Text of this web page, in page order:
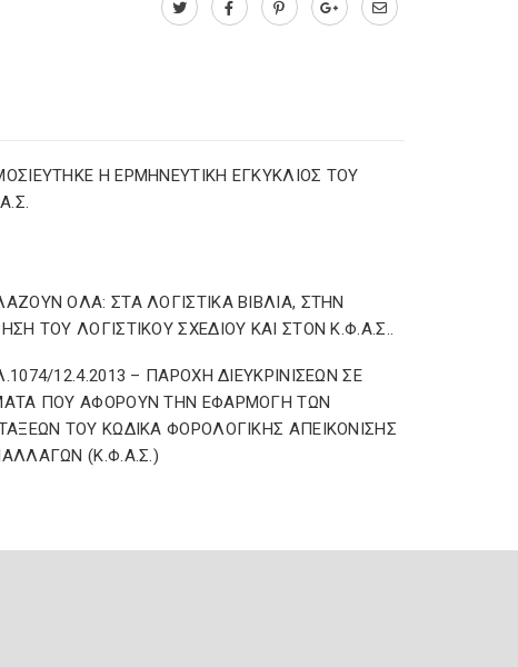
Η ΕΡΜΗΝΕΥΤΙΚΗ ΕΓΚΥΚΛΙΟΣ ΤΟΥ
ΟΛΑ: ΣΤΑ ΛΟΓΙΣΤΙΚΑ ΒΙΒΛΙΑ, ΣΤΗΝ
ΤΟΥ ΛΟΓΙΣΤΙΚΟΥ ΣΧΕΔΙΟΥ ΚΑΙ ΣΤΟΝ Κ.Φ.Α.Σ..
12.4.2013 – ΠΑΡΟΧΗ ΔΙΕΥΚΡΙΝΙΣΕΩΝ ΣΕ
ΠΟΥ ΑΦΟΡΟΥΝ ΤΗΝ ΕΦΑΡΜΟΓΗ ΤΩΝ
ΤΟΥ ΚΩΔΙΚΑ ΦΟΡΟΛΟΓΙΚΗΣ ΑΠΕΙΚΟΝΙΣΗΣ
(Κ.Φ.Α.Σ.)